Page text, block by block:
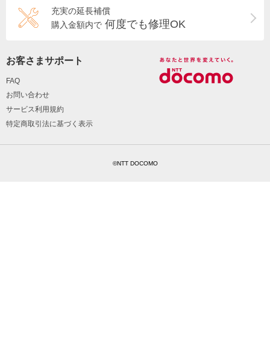
充実の延長補償
購入金額内で 何度でも修理OK
お客さまサポート
FAQ
お問い合わせ
サービス利用規約
特定商取引法に基づく表示
©NTT DOCOMO